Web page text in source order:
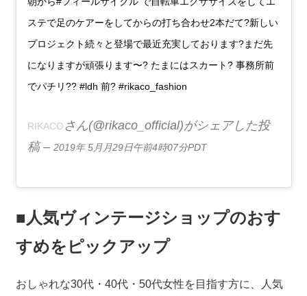
ステで足のケアーをしてからの打ち合わせ2本だて?新しい
プロジェクト続々と登場で最近充実しております?まだ先
になりますが頑張ります〜? たまにはスカート? 事務所前
でパチリ?? #ldh 前? #rikaco_fashion
RIKACOさん(@rikaco_official)がシェアした投
稿 – 2019年 5月月29日午前4時07分PDT
■人気ヴィンテージショップのおす
すめをピックアップ
おしゃれな30代・40代・50代女性を目指す方に、人気